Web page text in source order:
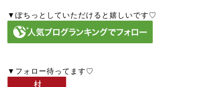
▼ぽちっとしていただけると嬉しいです♡
▼フォロー待ってます♡